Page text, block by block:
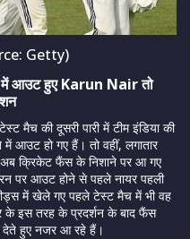
Getty)
आउट हुए Karun Nair तो
मैच की दूसरी पारी में टीम इंडिया की
आउट हो गए हैं। तो वहीं, लगातार
अब क्रिकेट फैंस के निशाने पर आ गए
पर आउट होने से पहले नायर पहली
में खेले गए पहले टेस्ट मैच में भी वह
के इस तरह के प्रदर्शन के बाद फैंस
देते हुए नजर आ रहे हैं।